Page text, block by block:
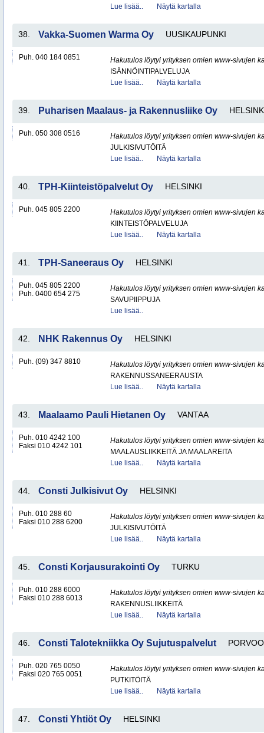
Lue lisää..
Näytä kartalla
38. Vakka-Suomen Warma Oy UUSIKAUPUNKI
Puh. 040 184 0851
Hakutulos löytyi yrityksen omien www-sivujen
ISÄNNÖINTIPALVELUJA
Lue lisää..
Näytä kartalla
39. Puharisen Maalaus- ja Rakennusliike Oy
Puh. 050 308 0516
Hakutulos löytyi yrityksen omien www-sivujen
JULKISIVUTÖITÄ
Lue lisää..
Näytä kartalla
40. TPH-Kiinteistöpalvelut Oy HELSINKI
Puh. 045 805 2200
Hakutulos löytyi yrityksen omien www-sivujen
KIINTEISTÖPALVELUJA
Lue lisää..
Näytä kartalla
41. TPH-Saneeraus Oy HELSINKI
Puh. 045 805 2200
Puh. 0400 654 275
Hakutulos löytyi yrityksen omien www-sivujen
SAVUPIIPPUJA
Lue lisää..
42. NHK Rakennus Oy HELSINKI
Puh. (09) 347 8810
Hakutulos löytyi yrityksen omien www-sivujen
RAKENNUSSANEERAUSTA
Lue lisää..
Näytä kartalla
43. Maalaamo Pauli Hietanen Oy VANTAA
Puh. 010 4242 100
Faksi 010 4242 101
Hakutulos löytyi yrityksen omien www-sivujen
MAALAUSLIIKKEITÄ JA MAALAREITA
Lue lisää..
Näytä kartalla
44. Consti Julkisivut Oy HELSINKI
Puh. 010 288 60
Faksi 010 288 6200
Hakutulos löytyi yrityksen omien www-sivujen
JULKISIVUTÖITÄ
Lue lisää..
Näytä kartalla
45. Consti Korjausurakointi Oy TURKU
Puh. 010 288 6000
Faksi 010 288 6013
Hakutulos löytyi yrityksen omien www-sivujen
RAKENNUSLIIKKEITÄ
Lue lisää..
Näytä kartalla
46. Consti Talotekniikka Oy Sujutuspalvelut PORVOO
Puh. 020 765 0050
Faksi 020 765 0051
Hakutulos löytyi yrityksen omien www-sivujen
PUTKITÖITÄ
Lue lisää..
Näytä kartalla
47. Consti Yhtiöt Oy HELSINKI